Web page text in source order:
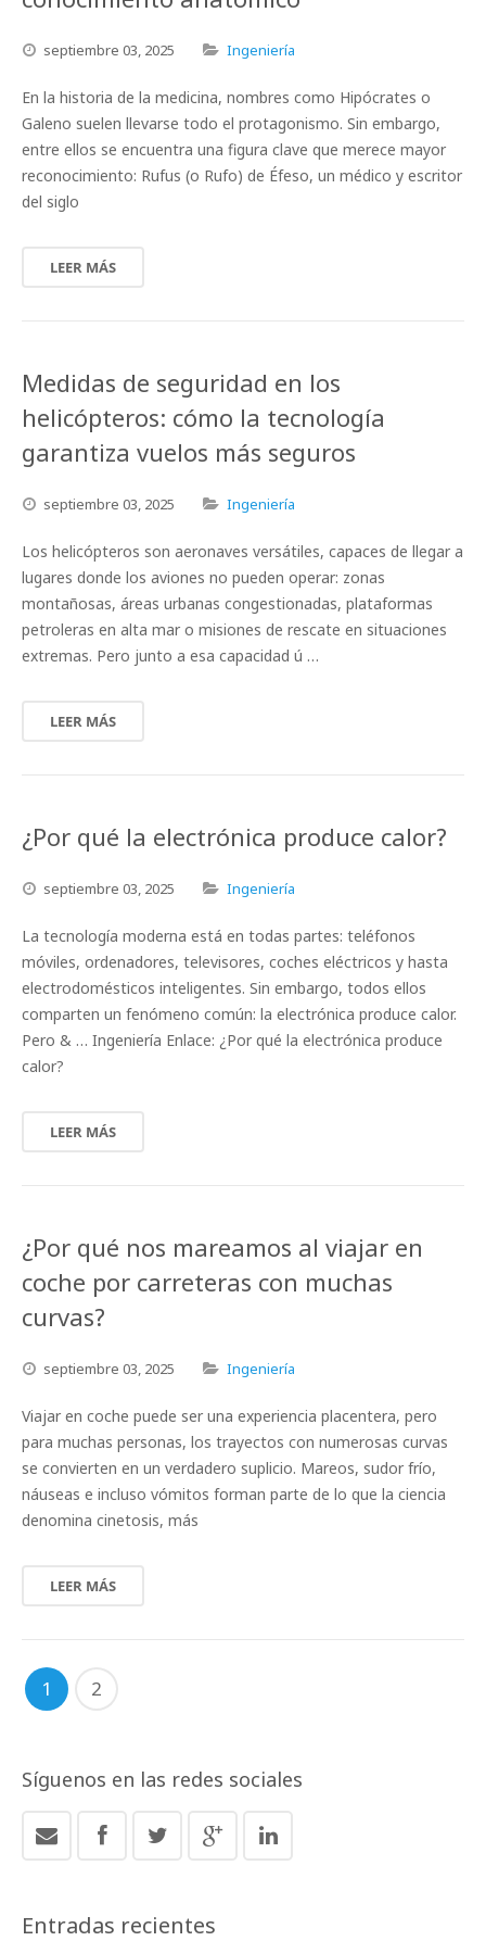
septiembre 03, 2025 Ingeniería
En la historia de la medicina, nombres como Hipócrates o
Galeno suelen llevarse todo el protagonismo. Sin embargo,
entre ellos se encuentra una figura clave que merece mayor
reconocimiento: Rufus (o Rufo) de Éfeso, un médico y escritor
del siglo
LEER MÁS
Medidas de seguridad en los
helicópteros: cómo la tecnología
garantiza vuelos más seguros
septiembre 03, 2025 Ingeniería
Los helicópteros son aeronaves versátiles, capaces de llegar a
lugares donde los aviones no pueden operar: zonas
montañosas, áreas urbanas congestionadas, plataformas
petroleras en alta mar o misiones de rescate en situaciones
extremas. Pero junto a esa capacidad ú …
LEER MÁS
¿Por qué la electrónica produce calor?
septiembre 03, 2025 Ingeniería
La tecnología moderna está en todas partes: teléfonos
móviles, ordenadores, televisores, coches eléctricos y hasta
electrodomésticos inteligentes. Sin embargo, todos ellos
comparten un fenómeno común: la electrónica produce calor.
Pero & … Ingeniería Enlace: ¿Por qué la electrónica produce
calor?
LEER MÁS
¿Por qué nos mareamos al viajar en
coche por carreteras con muchas
curvas?
septiembre 03, 2025 Ingeniería
Viajar en coche puede ser una experiencia placentera, pero
para muchas personas, los trayectos con numerosas curvas
se convierten en un verdadero suplicio. Mareos, sudor frío,
náuseas e incluso vómitos forman parte de lo que la ciencia
denomina cinetosis, más
LEER MÁS
1 2
Síguenos en las redes sociales
Entradas recientes